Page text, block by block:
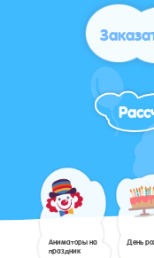
Аниматоры на
праздник
День